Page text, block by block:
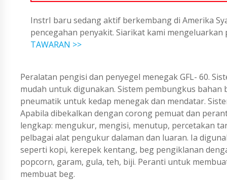
InstrI baru sedang aktif berkembang di Amerika
pencegahan penyakit. Siarikat kami
TAWARAN >>
Peralatan pengisi dan penyegel menegak GFL- 60.
mudah untuk digunakan. Sistem pembungkus
pneumatik untuk kedap menegak dan mendatar.
Apabila dibekalkan dengan corong pemuat dan
lengkap: mengukur, mengisi, menutup, percetakan
pelbagai alat pengukur dalaman dan luaran. Ia
seperti kopi, kerepek kentang, beg pengiklanan
popcorn, garam, gula, teh, biji. Peranti untuk
membuat beg.